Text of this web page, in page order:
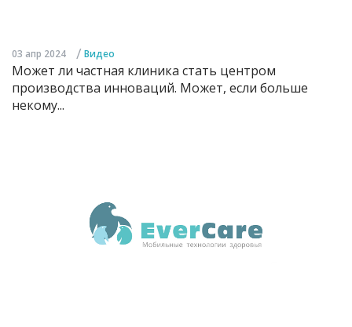
03 апр 2024 / Видео
Может ли частная клиника стать центром
производства инноваций. Может, если больше
некому...